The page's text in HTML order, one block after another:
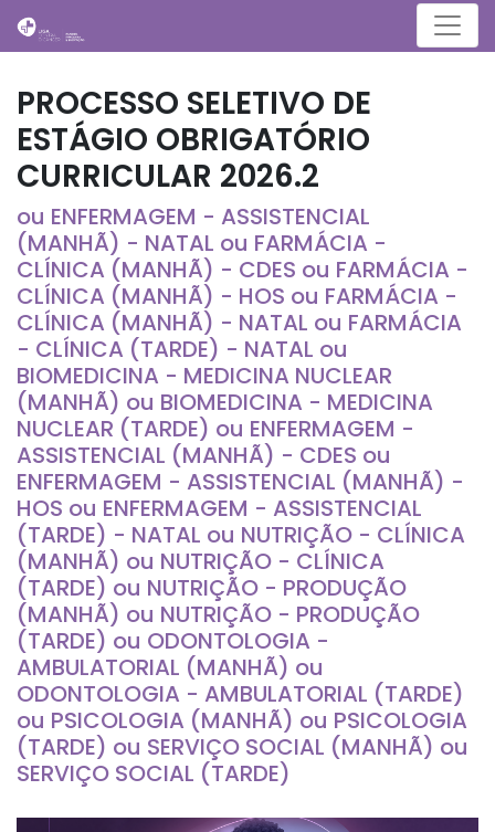
Menu
PROCESSO SELETIVO DE
ESTÁGIO OBRIGATÓRIO
CURRICULAR 2026.2
ou ENFERMAGEM - ASSISTENCIAL
(MANHÃ) - NATAL ou FARMÁCIA -
CLÍNICA (MANHÃ) - CDES ou FARMÁCIA -
CLÍNICA (MANHÃ) - HOS ou FARMÁCIA -
CLÍNICA (MANHÃ) - NATAL ou FARMÁCIA
- CLÍNICA (TARDE) - NATAL ou
BIOMEDICINA - MEDICINA NUCLEAR
(MANHÃ) ou BIOMEDICINA - MEDICINA
NUCLEAR (TARDE) ou ENFERMAGEM -
ASSISTENCIAL (MANHÃ) - CDES ou
ENFERMAGEM - ASSISTENCIAL (MANHÃ) -
HOS ou ENFERMAGEM - ASSISTENCIAL
(TARDE) - NATAL ou NUTRIÇÃO - CLÍNICA
(MANHÃ) ou NUTRIÇÃO - CLÍNICA
(TARDE) ou NUTRIÇÃO - PRODUÇÃO
(MANHÃ) ou NUTRIÇÃO - PRODUÇÃO
(TARDE) ou ODONTOLOGIA -
AMBULATORIAL (MANHÃ) ou
ODONTOLOGIA - AMBULATORIAL (TARDE)
ou PSICOLOGIA (MANHÃ) ou PSICOLOGIA
(TARDE) ou SERVIÇO SOCIAL (MANHÃ) ou
SERVIÇO SOCIAL (TARDE)